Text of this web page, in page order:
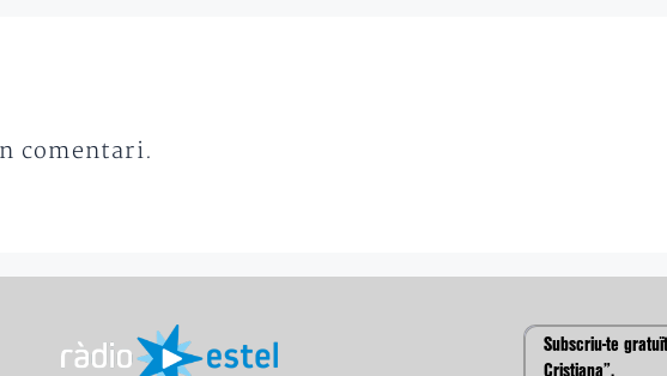
comentari.
Subscriu-te
Cristiana”.